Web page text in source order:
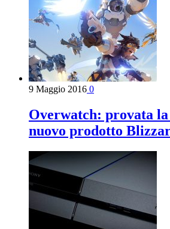
9 Maggio 2016 0
Overwatch: provata la
nuovo prodotto